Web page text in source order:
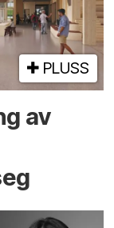
PLUSS
av